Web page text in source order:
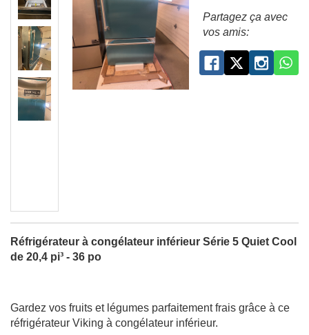
Partagez ça avec
vos amis:
Réfrigérateur à congélateur inférieur Série 5 Quiet Cool
de 20,4 pi³ - 36 po
Gardez vos fruits et légumes parfaitement frais grâce à ce
réfrigérateur Viking à congélateur inférieur.